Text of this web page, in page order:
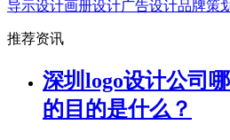
导示设计画册设计广告设计品牌策划
推荐资讯
深圳logo设计公司
的目的是什么？